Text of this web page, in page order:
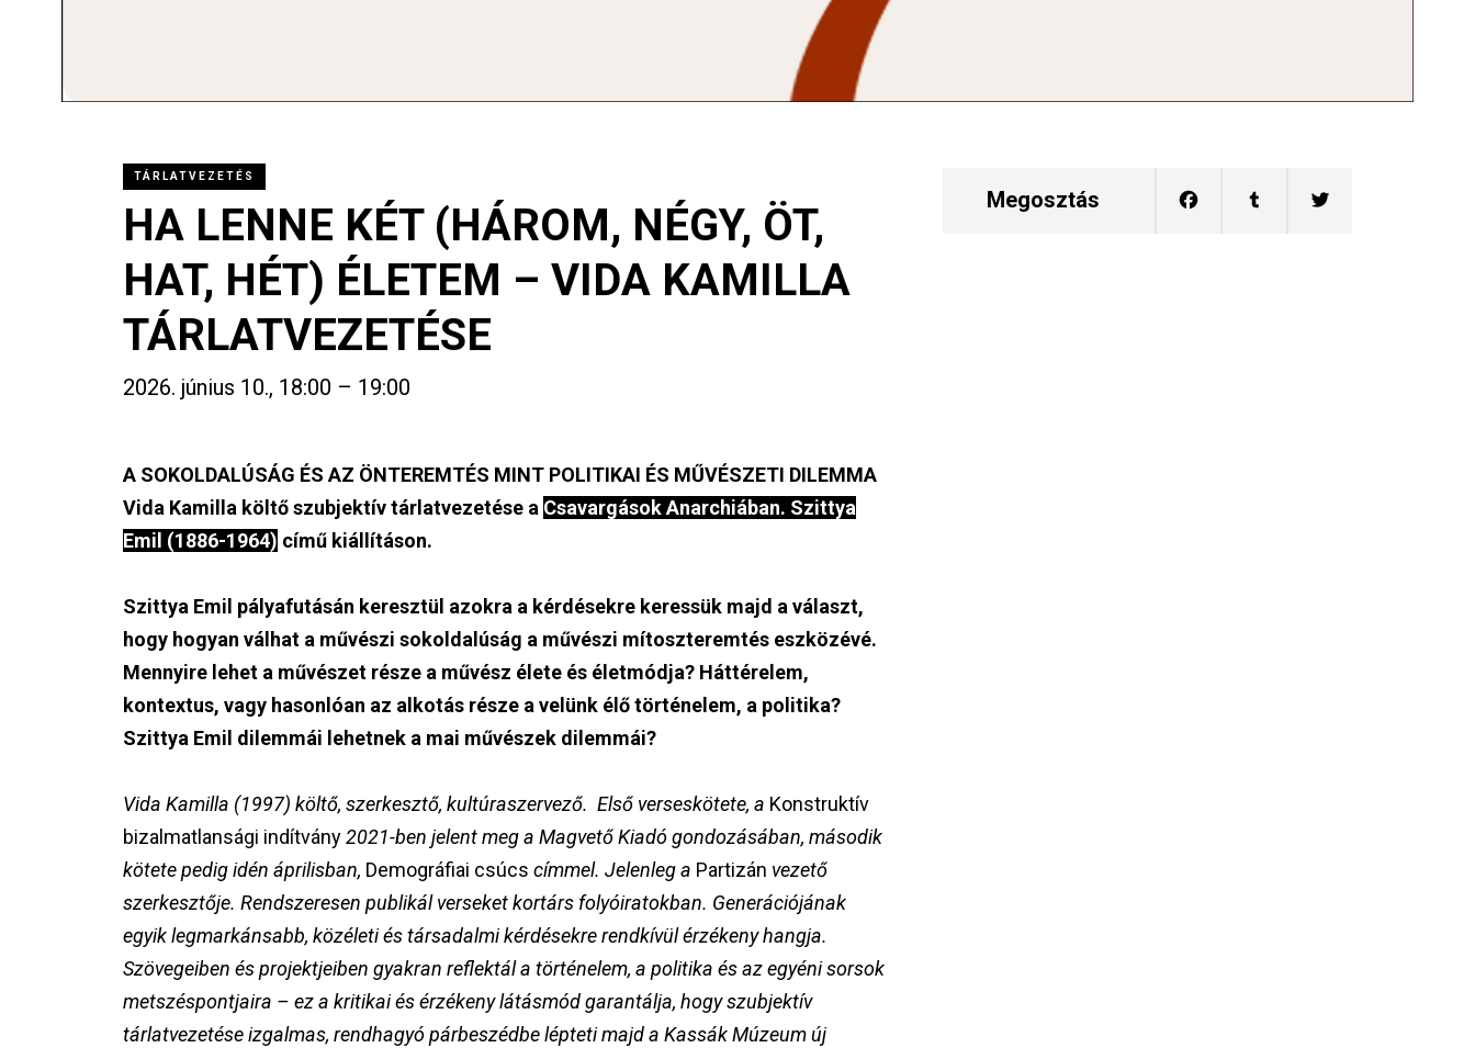
TÁRLATVEZETÉS
HA LENNE KÉT (HÁROM, NÉGY, ÖT,
HAT, HÉT) ÉLETEM – VIDA KAMILLA
TÁRLATVEZETÉSE
2026. június 10., 18:00 – 19:00
A SOKOLDALÚSÁG ÉS AZ ÖNTEREMTÉS MINT POLITIKAI ÉS MŰVÉSZETI DILEMMA
Vida Kamilla költő szubjektív tárlatvezetése a Csavargások Anarchiában. Szittya
Emil (1886-1964) című kiállításon.
Szittya Emil pályafutásán keresztül azokra a kérdésekre keressük majd a választ,
hogy hogyan válhat a művészi sokoldalúság a művészi mítoszteremtés eszközévé.
Mennyire lehet a művészet része a művész élete és életmódja? Háttérelem,
kontextus, vagy hasonlóan az alkotás része a velünk élő történelem, a politika?
Szittya Emil dilemmái lehetnek a mai művészek dilemmái?
Vida Kamilla (1997) költő, szerkesztő, kultúraszervező. Első verseskötete, a Konstruktív
bizalmatlansági indítvány2021-ben jelent meg a Magvető Kiadó gondozásában, második
kötete pedig idén áprilisban, Demográfiai csúcs címmel. Jelenleg a Partizán vezető
szerkesztője. Rendszeresen publikál verseket kortárs folyóiratokban. Generációjának
egyik legmarkánsabb, közéleti és társadalmi kérdésekre rendkívül érzékeny hangja.
Szövegeiben és projektjeiben gyakran reflektál a történelem, a politika és az egyéni sorsok
metszéspontjaira – ez a kritikai és érzékeny látásmód garantálja, hogy szubjektív
tárlatvezetése izgalmas, rendhagyó párbeszédbe lépteti majd a Kassák Múzeum új
Megosztás